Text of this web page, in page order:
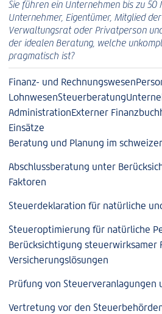
Sie führen ein Unternehmen bis zu 50
Unternehmer, Eigentümer, Mitglied
Verwaltungsrat oder Privatperson
der idealen Beratung, welche
pragmatisch ist?
Finanz- und Rechnungswesen
LohnwesenSteuerberatung
AdministrationExterner
Einsätze
Beratung und Planung im
Abschlussberatung unter
Faktoren
Steuerdeklaration für natürliche
Steueroptimierung für natürliche
Berücksichtigung steuerwirksamer
Versicherungslösungen
Prüfung von Steuerveranlagungen
Vertretung vor den